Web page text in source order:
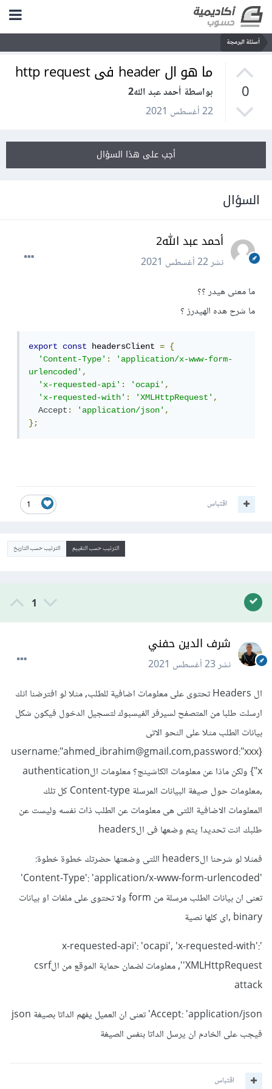
أسئلة البرمجة
0
ما هو ال header فى http request
بواسطة أحمد عبد الله2
22 أغسطس 2021
أجب على هذا السؤال
السؤال
أحمد عبد الله2
نشر22 أغسطس 2021
ما معنى هيدر ؟؟
ما شرح هده الهيدرز ؟
export const headersClient =
{
'Content-Type':
'application/x-www-form-
urlencoded',
'x-requested-api': 'ocapi',
'x-requested-with': 'XMLHttpRequest',
Accept: 'application/json',
};
1 اقتباس
الترتيب حسب التقييم الترتيب حسب التاريخ
1
شرف الدين حفني
نشر23 أغسطس 2021
ال Headers تحتوى على معلومات اضافية للطلب, مثلا لو افترضنا انك
ارسلت طلبا من المتصفح لسيرفر الفيسبوك لتسجيل الدخول فيكون شكل
بيانات الطلب مثلا على النحو الاتى
{username:"ahmed_ibrahim@gmail.com,password:"xxx
x"} ولكن ماذا عن معلومات الكاشينج؟ معلومات الauthentication
,معلومات حول صيغة البيانات المرسلة Content-type كل تلك
المعلومات الاضافية اللتى هى معلومات عن الطلب ذات نفسه وليست عن
طلبك انت تحديدا يتم وضعها فى الheaders
فمثلا لو شرحنا الheaders اللتى وضعتها حضرتك خطوة خطوة:
'Content-Type': 'application/x-www-form-urlencoded'
تعنى ان بيانات الطلب مرسلة من form ولا تحتوى على ملفات او بيانات
binary ,اى كلها نصية
'x-requested-api': 'ocapi', 'x-requested-with':
'XMLHttpRequest', معلومات لضمان حماية الموقع من الcsrf
attack
Accept: 'application/json' تعنى ان العميل يفهم الداتا بصيغة json
فيجب على الخادم ان يرسل الداتا بنفس الصيغة
اقتباس